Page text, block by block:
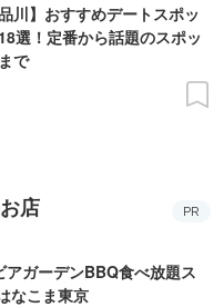
品川】おすすめデートスポッ
選！定番から話題のスポッ
で
店 PR
アガーデンBBQ食べ放題ス
なこま東京